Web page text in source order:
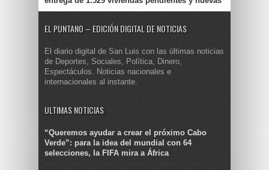
EL PUNTANO – EDICIÓN DIGITAL DE NOTICIAS
El diario digital de San Luis con las últimas noticias
de Deportes, Sociales, Política, Dinero,
Espectáculos. Noticias nacionales e
internacionales al instante.
ULTIMAS NOTICIAS
“Queremos ayudar a crear el próximo Cabo
Verde”: para la idea del mundial con 64
selecciones, la FIFA mira a África